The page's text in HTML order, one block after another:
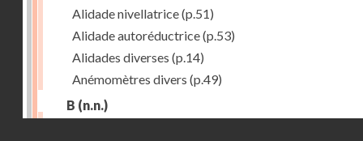
Alidade nivellatrice(p.51)
Alidade autoréductrice(p.53)
Alidades diverses (p.14)
Anémomètres divers (p.49)
B (n.n.)
Barème graphique(p.53)